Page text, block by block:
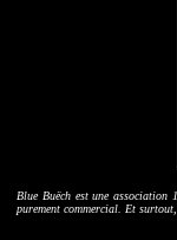
Blue Buëch est une association
purement commercial. Et